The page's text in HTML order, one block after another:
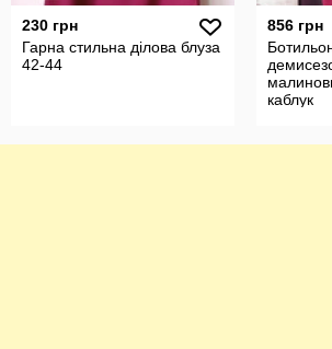
230 грн
Гарна стильна ділова блуза
42-44
856 грн
каблук